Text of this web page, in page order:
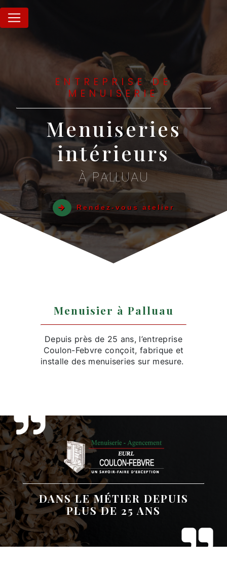
ENTREPRISE DE
MENUISERIE
Menuiseries
intérieurs
À PALLUAU
Rendez-vous atelier
Menuisier à Palluau
Depuis près de 25 ans, l’entreprise
Coulon-Febvre conçoit, fabrique et
installe des menuiseries sur mesure.
DANS LE MÉTIER DEPUIS
PLUS DE 25 ANS
Panneau de gestion des cookies